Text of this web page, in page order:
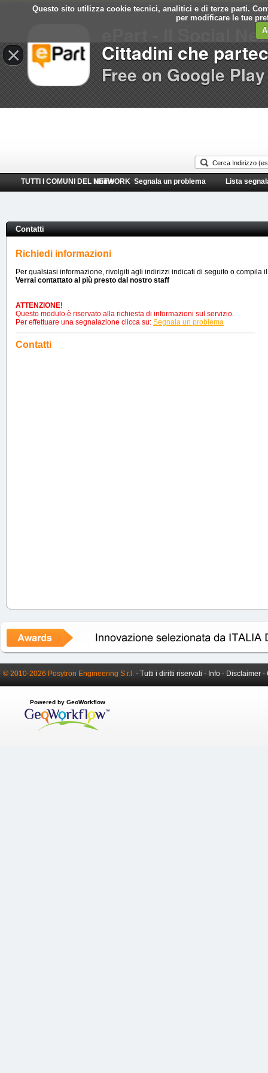
Questo sito utilizza cookie tecnici, analitici e di terze parti.
per modificare le tue
TUTTI I COMUNI DEL NETWORK
Home Segnala un problema Lista
Contatti
Richiedi informazioni
Per qualsiasi informazione, rivolgiti agli indirizzi indicati di seguito o compila
Verrai contattato al più presto dal nostro staff
ATTENZIONE!
Questo modulo è riservato alla richiesta di informazioni sul servizio.
Per effettuare una segnalazione clicca su: Segnala un problema
Contatti
© 2010-2026 Posytron Engineering S.r.l. - Tutti i diritti riservati - Info - Disclaimer -
Powered by GeoWorkflow
×
ePart - Il Social
Cittadini che
Free on Google Play